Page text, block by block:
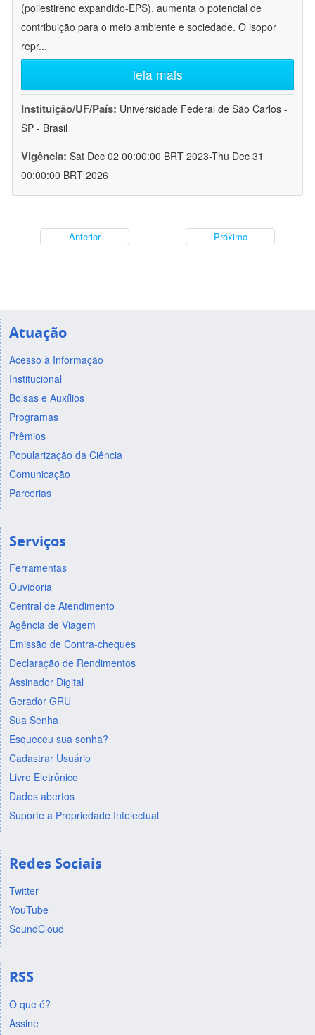
(poliestireno expandido-EPS), aumenta o potencial de
contribuição para o meio ambiente e sociedade. O isopor
repr...
leia mais
Instituição/UF/País: Universidade Federal de São Carlos -
SP - Brasil
Vigência: Sat Dec 02 00:00:00 BRT 2023-Thu Dec 31
00:00:00 BRT 2026
Anterior Próximo
Atuação
Acesso à Informação
Institucional
Bolsas e Auxílios
Programas
Prêmios
Popularização da Ciência
Comunicação
Parcerias
Serviços
Ferramentas
Ouvidoria
Central de Atendimento
Agência de Viagem
Emissão de Contra-cheques
Declaração de Rendimentos
Assinador Digital
Gerador GRU
Sua Senha
Esqueceu sua senha?
Cadastrar Usuário
Livro Eletrônico
Dados abertos
Suporte a Propriedade Intelectual
Redes Sociais
Twitter
YouTube
SoundCloud
RSS
O que é?
Assine